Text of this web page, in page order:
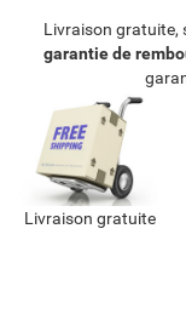
Livraison gratuite,
garantie de
Livraison gratuite